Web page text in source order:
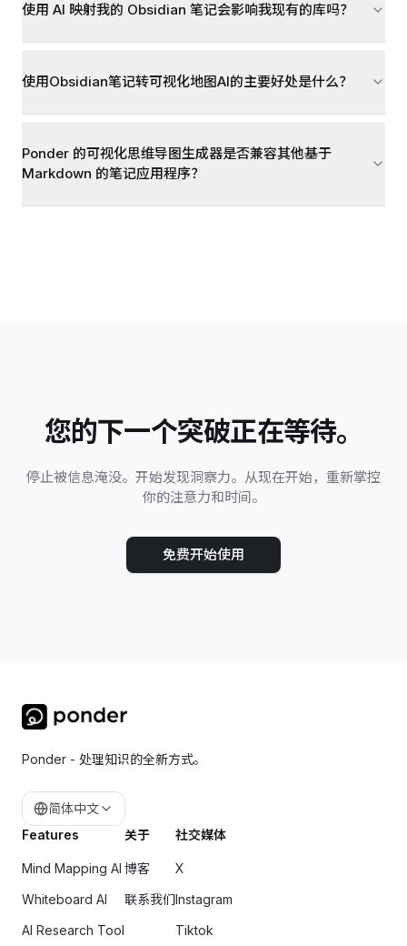
使用 AI 映射我的 Obsidian 笔记会影响我现有的库吗？
使用Obsidian笔记转可视化地图AI的主要好处是什么？
Ponder 的可视化思维导图生成器是否兼容其他基于
Markdown 的笔记应用程序？
您的下一个突破正在等待。
停止被信息淹没。开始发现洞察力。从现在开始，重新掌控
你的注意力和时间。
免费开始使用
Ponder - 处理知识的全新方式。
简体中文
Features
Mind Mapping AI
Whiteboard AI
AI Research Tool
关于
博客
联系我们
社交媒体
X
Instagram
Tiktok